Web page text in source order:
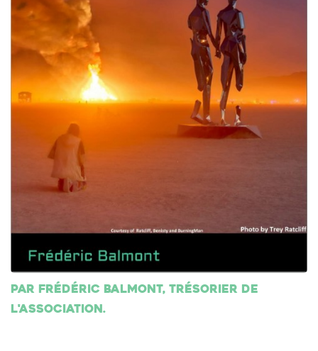
Par Frédéric Balmont, trésorier de
l'association.